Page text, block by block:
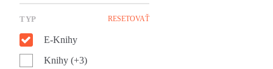
TYP RESETOVAŤ
E-Knihy
Knihy (+3)